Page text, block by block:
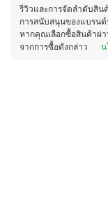
รีวิวและการจัดลำดับสิน
การสนับสนุนของแบรนด์
หากคุณเลือกซื้อสินค้าผ่า
จากการซื้อดังกล่าว
น